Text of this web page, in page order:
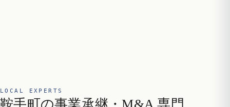
LOCAL EXPERTS
鞍手町の事業承継・M&A 専門